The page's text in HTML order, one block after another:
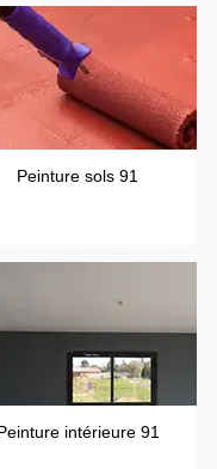
Peinture sols 91
intérieure 91